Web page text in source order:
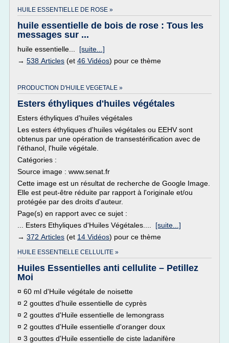
HUILE ESSENTIELLE DE ROSE »
huile essentielle de bois de rose : Tous les
messages sur ...
huile essentielle... [suite...]
→ 538 Articles (et 46 Vidéos) pour ce thème
PRODUCTION D'HUILE VEGETALE »
Esters éthyliques d'huiles végétales
Esters éthyliques d'huiles végétales
Les esters éthyliques d'huiles végétales ou EEHV sont
obtenus par une opération de transestérification avec de
l'éthanol, l'huile végétale.
Catégories :
Source image : www.senat.fr
Cette image est un résultat de recherche de Google Image.
Elle est peut-être réduite par rapport à l'originale et/ou
protégée par des droits d'auteur.
Page(s) en rapport avec ce sujet :
... Esters Ethyliques d'Huiles Végétales.... [suite...]
→ 372 Articles (et 14 Vidéos) pour ce thème
HUILE ESSENTIELLE CELLULITE »
Huiles Essentielles anti cellulite – Petillez
Moi
¤ 60 ml d'Huile végétale de noisette
¤ 2 gouttes d'huile essentielle de cyprès
¤ 2 gouttes d'Huile essentielle de lemongrass
¤ 2 gouttes d'Huile essentielle d'oranger doux
¤ 3 gouttes d'Huile essentielle de ciste ladanifère